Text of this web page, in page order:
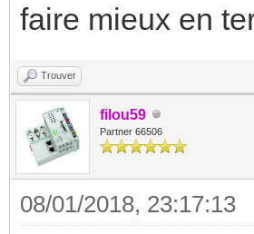
faire mieux en
Trouver
filou59
Partner 66506
08/01/2018, 23:17:13